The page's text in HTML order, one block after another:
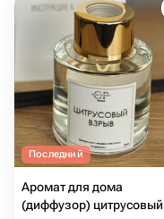
Последний
Аромат для дома
(диффузор) цитрусовый